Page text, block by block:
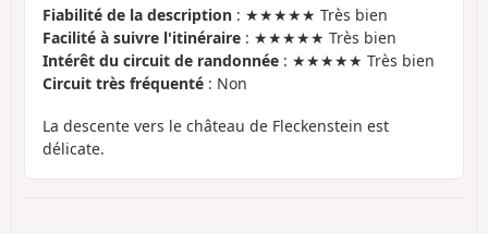
Fiabilité de la description : ★★★★★ Très bien
Facilité à suivre l'itinéraire : ★★★★★ Très bien
Intérêt du circuit de randonnée : ★★★★★ Très bien
Circuit très fréquenté : Non
La descente vers le château de Fleckenstein est
délicate.